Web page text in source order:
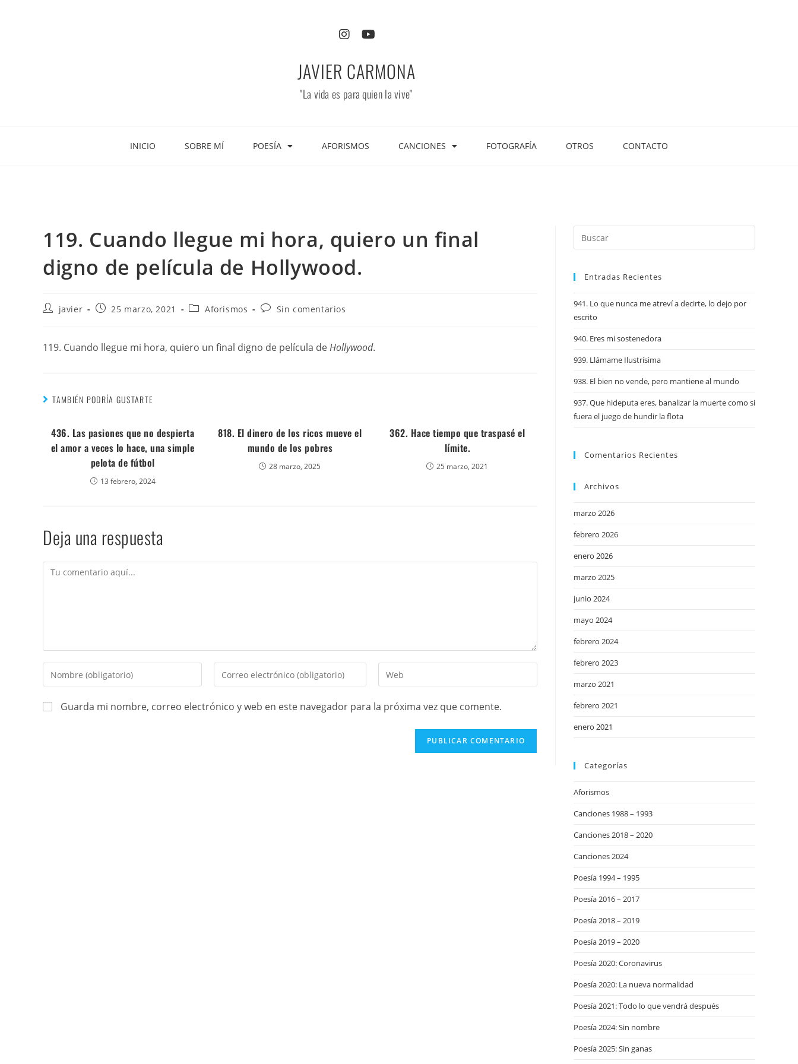
JAVIER CARMONA
"La vida es para quien la vive"
INICIO SOBRE MÍ POESÍA AFORISMOS CANCIONES FOTOGRAFÍA OTROS CONTACTO
119. Cuando llegue mi hora, quiero un final
digno de película de Hollywood.
javier 25 marzo, 2021 Aforismos Sin comentarios
119. Cuando llegue mi hora, quiero un final digno de película deHollywood.
TAMBIÉN PODRÍA GUSTARTE
436. Las pasiones que no despierta
el amor a veces lo hace, una simple
pelota de fútbol
13 febrero, 2024
818. El dinero de los ricos mueve el
mundo de los pobres
28 marzo, 2025
362. Hace tiempo que traspasé el
límite.
25 marzo, 2021
Deja una respuesta
Guarda mi nombre, correo electrónico y web en este navegador para la próxima vez que comente.
Entradas Recientes
941. Lo que nunca me atreví a decirte, lo dejo por
escrito
940. Eres mi sostenedora
939. Llámame Ilustrísima
938. El bien no vende, pero mantiene al mundo
937. Que hideputa eres, banalizar la muerte como si
fuera el juego de hundir la flota
Comentarios Recientes
Archivos
marzo 2026
febrero 2026
enero 2026
marzo 2025
junio 2024
mayo 2024
febrero 2024
febrero 2023
marzo 2021
febrero 2021
enero 2021
Categorías
Aforismos
Canciones 1988 – 1993
Canciones 2018 – 2020
Canciones 2024
Poesía 1994 – 1995
Poesía 2016 – 2017
Poesía 2018 – 2019
Poesía 2019 – 2020
Poesía 2020: Coronavirus
Poesía 2020: La nueva normalidad
Poesía 2021: Todo lo que vendrá después
Poesía 2024: Sin nombre
Poesía 2025: Sin ganas